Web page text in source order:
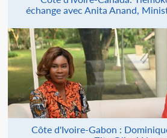
échange avec Anita Anand,
Côte d'Ivoire-Gabon :